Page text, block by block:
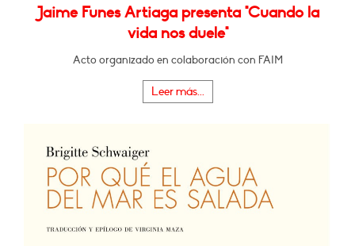
Jaime Funes Artiaga presenta "Cuando la
vida nos duele"
Acto organizado en colaboración con FAIM
Leer más...